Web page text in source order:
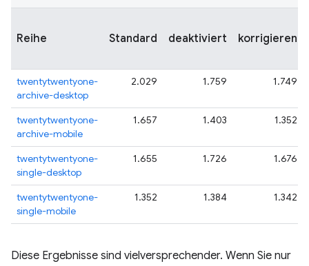
Reihe Standard deaktiviert korrigieren
twentytwentyone-
archive-desktop
2.029 1.759 1.749
twentytwentyone-
archive-mobile
1.657 1.403 1.352
twentytwentyone-
single-desktop
1.655 1.726 1.676
twentytwentyone-
single-mobile
1.352 1.384 1.342
Diese Ergebnisse sind vielversprechender. Wenn Sie nur